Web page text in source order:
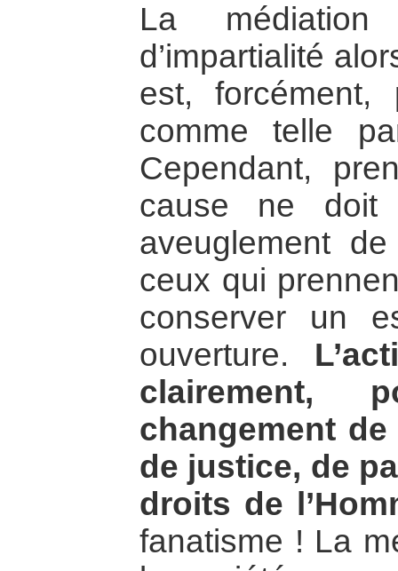
La
d’impartialité
est, forcément,
comme telle
Cependant,
cause ne
aveuglement
ceux qui
conserver un
ouverture.
clairement,
changement
de justice, de
droits de
fanatisme ! La